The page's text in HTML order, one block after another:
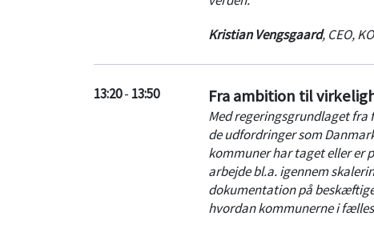
Kristian Vengsgaard, CEO,
13:20- 13:50 Fra ambition til
Med regeringsgrundlaget fra
de udfordringer som
kommuner har taget eller er
arbejde bl.a. igennem
dokumentation på
hvordan kommunerne i